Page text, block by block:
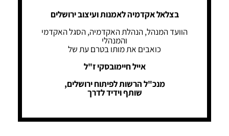
בצלאל אקדמיה לאמנות ועיצוב ירושלים
הוועד המנהל, הנהלת האקדמיה, הסגל האקדמי
והמנהלי
כואבים את מותו בטרם עת של
אייל חיימובסקי ז"ל
מנכ"ל הרשות לפיתוח ירושלים,
שותף וידיד לדרך